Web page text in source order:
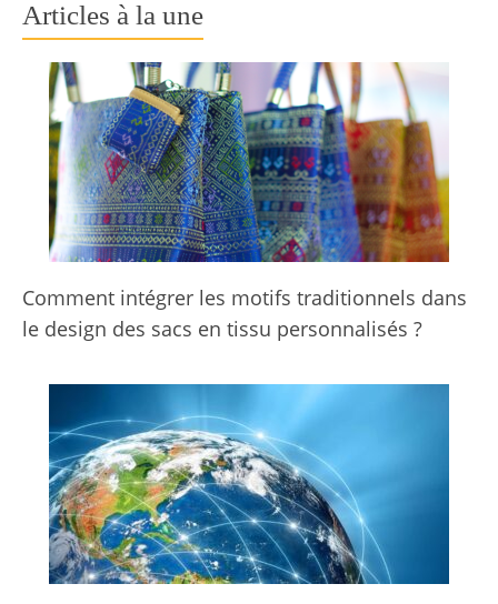
Articles à la une
Comment intégrer les motifs traditionnels dans
le design des sacs en tissu personnalisés ?